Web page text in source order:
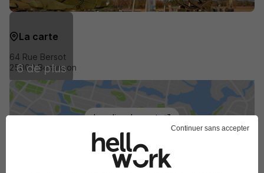
6 de plus
La carte
64 Rue Bersot
25000 Besançon
Localiser le poste
Continuer sans accepter